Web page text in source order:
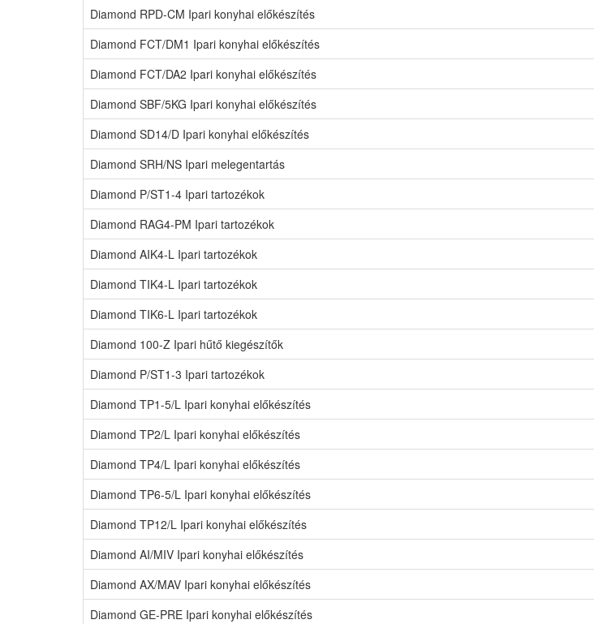
Diamond RPD-CM Ipari konyhai előkészítés
Diamond FCT/DM1 Ipari konyhai előkészítés
Diamond FCT/DA2 Ipari konyhai előkészítés
Diamond SBF/5KG Ipari konyhai előkészítés
Diamond SD14/D Ipari konyhai előkészítés
Diamond SRH/NS Ipari melegentartás
Diamond P/ST1-4 Ipari tartozékok
Diamond RAG4-PM Ipari tartozékok
Diamond AIK4-L Ipari tartozékok
Diamond TIK4-L Ipari tartozékok
Diamond TIK6-L Ipari tartozékok
Diamond 100-Z Ipari hűtő kiegészítők
Diamond P/ST1-3 Ipari tartozékok
Diamond TP1-5/L Ipari konyhai előkészítés
Diamond TP2/L Ipari konyhai előkészítés
Diamond TP4/L Ipari konyhai előkészítés
Diamond TP6-5/L Ipari konyhai előkészítés
Diamond TP12/L Ipari konyhai előkészítés
Diamond AI/MIV Ipari konyhai előkészítés
Diamond AX/MAV Ipari konyhai előkészítés
Diamond GE-PRE Ipari konyhai előkészítés